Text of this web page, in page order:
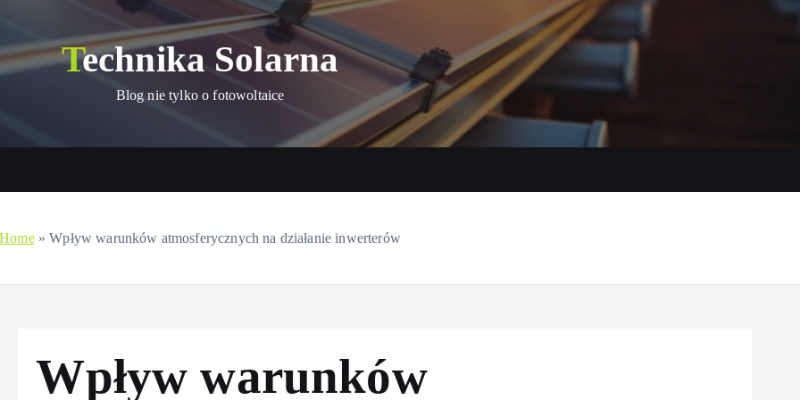
Technika Solarna
Blog nie tylko o fotowoltaice
Home»Wpływ warunków atmosferycznych na działanie inwerterów
Wpływ warunków